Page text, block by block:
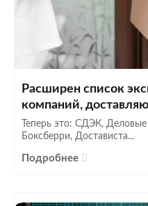
Расширен список
компаний,
Теперь это: СДЭК,
Боксберри, Достависта...
Подробнее